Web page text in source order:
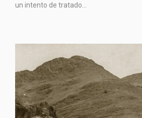
un intento de tratado...